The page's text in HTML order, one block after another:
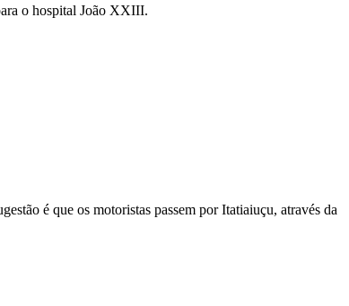
o hospital João XXIII.
é que os motoristas passem por Itatiaiuçu, através da